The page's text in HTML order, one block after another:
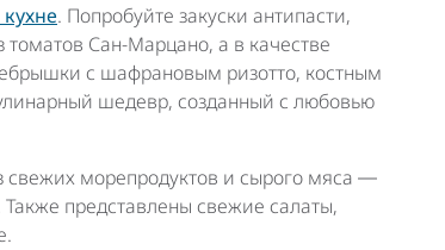
. Попробуйте закуски антипасти,
Сан-Марцано, а в качестве
с шафрановым ризотто, костным
шедевр, созданный с любовью
свежих морепродуктов и сырого мяса ―
представлены свежие салаты,